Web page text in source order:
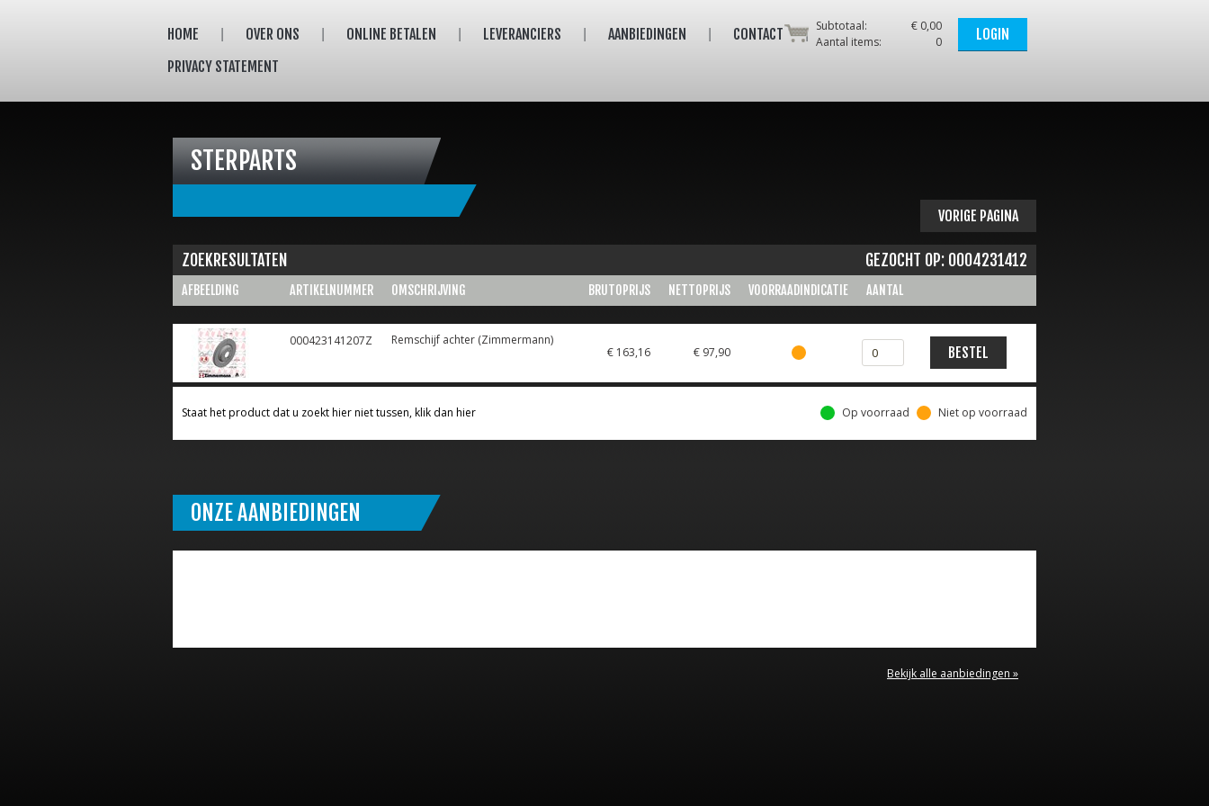
HOME OVER ONS ONLINE BETALEN LEVERANCIERS AANBIEDINGEN
CONTACT
PRIVACY STATEMENT
Subtotaal:
€ 0,00
Aantal items:
0 LOGIN
STERPARTS
VORIGE PAGINA
ZOEKRESULTATEN GEZOCHT OP: 0004231412
AFBEELDING ARTIKELNUMMER OMSCHRIJVING BRUTOPRIJS NETTOPRIJS VOORRAADINDICATIE AANTAL
000423141207Z
Remschijf achter (Zimmermann)
€ 163,16
€ 97,90 BESTEL
Staat het product dat u zoekt hier niet tussen, klik dan hier Op voorraad Niet op voorraad
ONZE AANBIEDINGEN
Bekijk alle aanbiedingen »